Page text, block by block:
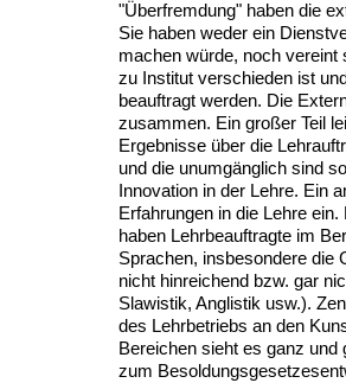
"Überfremdung" haben die
Sie haben weder ein
machen würde, noch vereint
zu Institut verschieden ist
beauftragt werden. Die
zusammen. Ein großer Teil
Ergebnisse über die
und die unumgänglich sind
Innovation in der Lehre. Ein
Erfahrungen in die Lehre
haben Lehrbeauftragte im
Sprachen, insbesondere die
nicht hinreichend bzw. gar
Slawistik, Anglistik usw.).
des Lehrbetriebs an den
Bereichen sieht es ganz
zum